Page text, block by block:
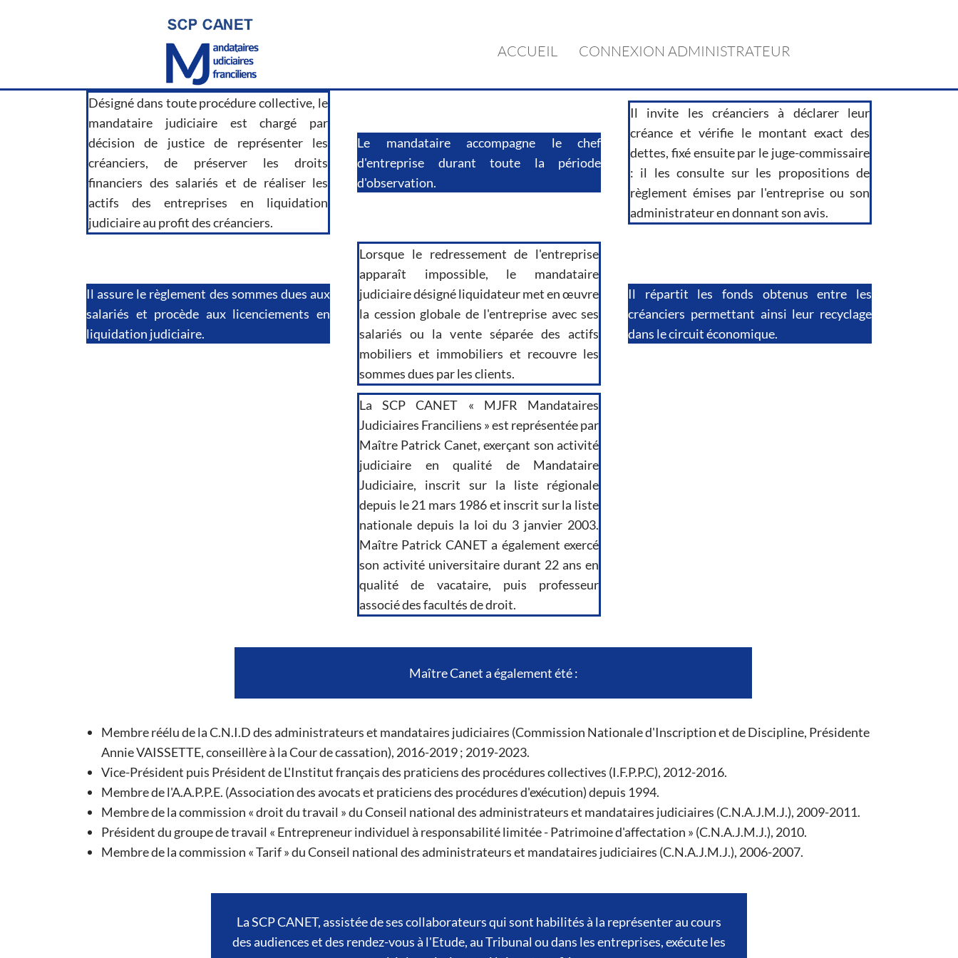
ACCUEIL CONNEXION ADMINISTRATEUR
Désigné dans toute procédure collective, le
mandataire judiciaire est chargé par
décision de justice de représenter les
créanciers, de préserver les droits
financiers des salariés et de réaliser les
actifs des entreprises en liquidation
judiciaire au profit des créanciers.
Le mandataire accompagne le chef
d'entreprise durant toute la période
d'observation.
Il invite les créanciers à déclarer leur
créance et vérifie le montant exact des
dettes, fixé ensuite par le juge-commissaire
: il les consulte sur les propositions de
règlement émises par l'entreprise ou son
administrateur en donnant son avis.
Il assure le règlement des sommes dues aux
salariés et procède aux licenciements en
liquidation judiciaire.
Lorsque le redressement de l'entreprise
apparaît impossible, le mandataire
judiciaire désigné liquidateur met en œuvre
la cession globale de l'entreprise avec ses
salariés ou la vente séparée des actifs
mobiliers et immobiliers et recouvre les
sommes dues par les clients.
Il répartit les fonds obtenus entre les
créanciers permettant ainsi leur recyclage
dans le circuit économique.
La SCP CANET « MJFR Mandataires
Judiciaires Franciliens » est représentée par
Maître Patrick Canet, exerçant son activité
judiciaire en qualité de Mandataire
Judiciaire, inscrit sur la liste régionale
depuis le 21 mars 1986 et inscrit sur la liste
nationale depuis la loi du 3 janvier 2003.
Maître Patrick CANET a également exercé
son activité universitaire durant 22 ans en
qualité de vacataire, puis professeur
associé des facultés de droit.
Maître Canet a également été :
Membre réélu de la C.N.I.D des administrateurs et mandataires judiciaires (Commission Nationale d'Inscription et de Discipline, Présidente
Annie VAISSETTE, conseillère à la Cour de cassation), 2016-2019 ; 2019-2023.
Vice-Président puis Président de L'Institut français des praticiens des procédures collectives (I.F.P.P.C), 2012-2016.
Membre de l'A.A.P.P.E. (Association des avocats et praticiens des procédures d'exécution) depuis 1994.
Membre de la commission « droit du travail » du Conseil national des administrateurs et mandataires judiciaires (C.N.A.J.M.J.), 2009-2011.
Président du groupe de travail « Entrepreneur individuel à responsabilité limitée - Patrimoine d'affectation » (C.N.A.J.M.J.), 2010.
Membre de la commission « Tarif » du Conseil national des administrateurs et mandataires judiciaires (C.N.A.J.M.J.), 2006-2007.
La SCP CANET, assistée de ses collaborateurs qui sont habilités à la représenter au cours
des audiences et des rendez-vous à l'Etude, au Tribunal ou dans les entreprises, exécute les